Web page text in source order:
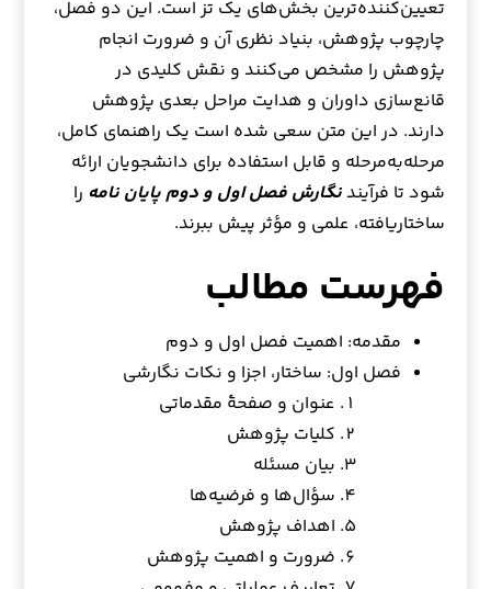
تعیین‌کننده‌ترین بخش‌های یک تز است. این دو فصل،
چارچوب پژوهش، بنیاد نظری آن و ضرورت انجام
پژوهش را مشخص می‌کنند و نقش کلیدی در
قانع‌سازی داوران و هدایت مراحل بعدی پژوهش
دارند. در این متن سعی شده است یک راهنمای کامل،
مرحله‌به‌مرحله و قابل استفاده برای دانشجویان ارائه
شود تا فرآیندنگارش فصل اول و دوم پایان نامه را
ساختاریافته، علمی و مؤثر پیش ببرند.
فهرست مطالب
مقدمه: اهمیت فصل اول و دوم
فصل اول: ساختار، اجزا و نکات نگارشی
عنوان و صفحهٔ مقدماتی
کلیات پژوهش
بیان مسئله
سؤال‌ها و فرضیه‌ها
اهداف پژوهش
ضرورت و اهمیت پژوهش